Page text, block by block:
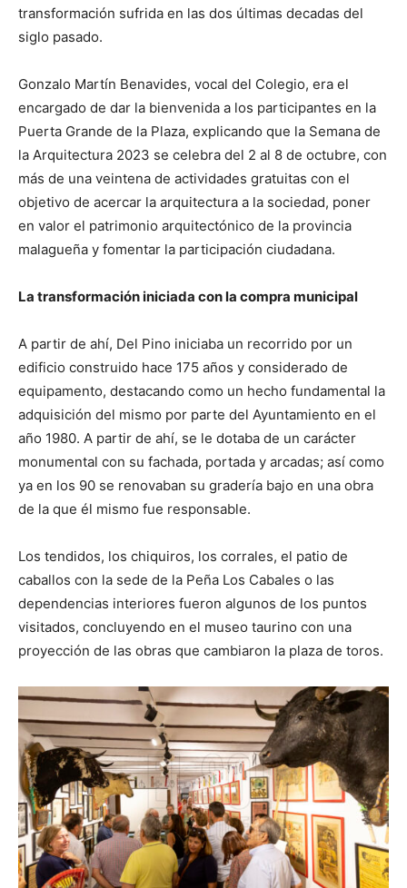
transformación sufrida en las dos últimas decadas del
siglo pasado.
Gonzalo Martín Benavides, vocal del Colegio, era el
encargado de dar la bienvenida a los participantes en la
Puerta Grande de la Plaza, explicando que la Semana de
la Arquitectura 2023 se celebra del 2 al 8 de octubre, con
más de una veintena de actividades gratuitas con el
objetivo de acercar la arquitectura a la sociedad, poner
en valor el patrimonio arquitectónico de la provincia
malagueña y fomentar la participación ciudadana.
La transformación iniciada con la compra municipal
A partir de ahí, Del Pino iniciaba un recorrido por un
edificio construido hace 175 años y considerado de
equipamento, destacando como un hecho fundamental la
adquisición del mismo por parte del Ayuntamiento en el
año 1980. A partir de ahí, se le dotaba de un carácter
monumental con su fachada, portada y arcadas; así como
ya en los 90 se renovaban su gradería bajo en una obra
de la que él mismo fue responsable.
Los tendidos, los chiquiros, los corrales, el patio de
caballos con la sede de la Peña Los Cabales o las
dependencias interiores fueron algunos de los puntos
visitados, concluyendo en el museo taurino con una
proyección de las obras que cambiaron la plaza de toros.